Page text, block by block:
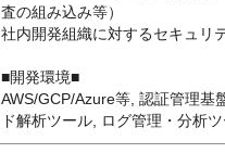
査の組み込み等）
社内開発組織に対するセキュリ
■開発環境■
AWS/GCP/Azure等, 認証管理基
ド解析ツール, ログ管理・分析